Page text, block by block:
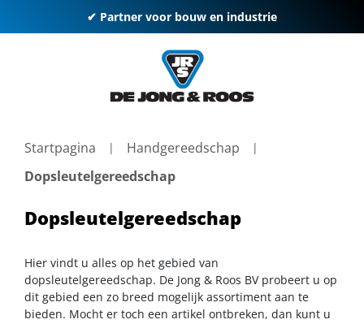
✔ Partner voor bouw en industrie
Startpagina
Handgereedschap
Dopsleutelgereedschap
Dopsleutelgereedschap
Hier vindt u alles op het gebied van
dopsleutelgereedschap. De Jong & Roos BV probeert u op
dit gebied een zo breed mogelijk assortiment aan te
bieden. Mocht er toch een artikel ontbreken, dan kunt u